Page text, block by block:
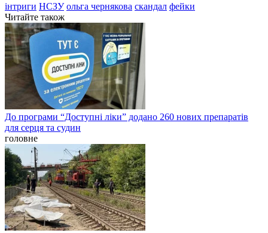
інтриги НСЗУ ольга чернякова скандал фейки
Читайте також
До програми “Доступні ліки” додано 260 нових препаратів
для серця та судин
головне